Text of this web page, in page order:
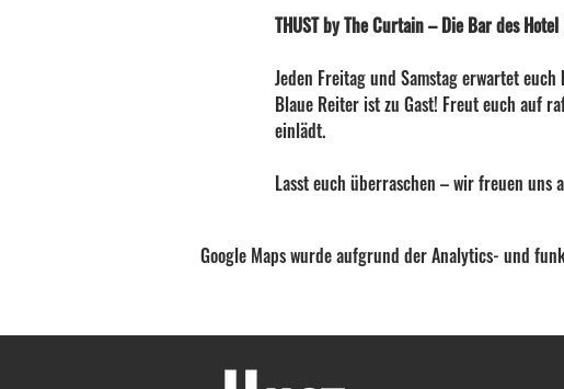
THUST by The Curtain – Die Bar des
Jeden Freitag und Samstag erwartet
Blaue Reiter ist zu Gast! Freut euch auf
einlädt.
Lasst euch überraschen – wir freuen uns
Google Maps wurde aufgrund der Analytics- und